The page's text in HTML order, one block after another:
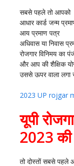
सबसे पहले तो आपको
आधार कार्ड जन्म
आय प्रमाण पत्र
अधिवास या निवास
रोजगार विनिमय का
और आप की शैक्षिक
उससे ऊपर वाला
2023 UP rojgar
यूपी
2023 की
तो दोस्तों सबसे पहले